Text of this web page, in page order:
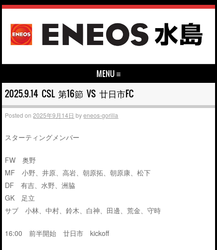
MENU ≡
Skip to content
2025.9.14 CSL 第16節 VS 廿日市FC
Posted on2025年9月14日 byeneos-gorilla
スターティングメンバー
FW 奥野
MF 小野、井原、高岩、朝原拓、朝原康、松下
DF 有吉、水野、洲脇
GK 足立
サブ 小林、中村、鈴木、白神、田邊、荒金、守時
16:00 前半開始 廿日市 kickoff